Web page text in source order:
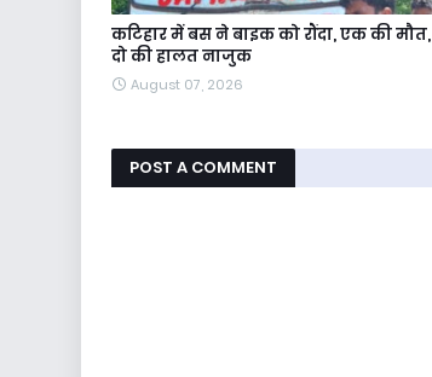
कटिहार में बस ने बाइक को रौंदा, एक की मौत,
दो की हालत नाजुक
August 07, 2026
POST A COMMENT